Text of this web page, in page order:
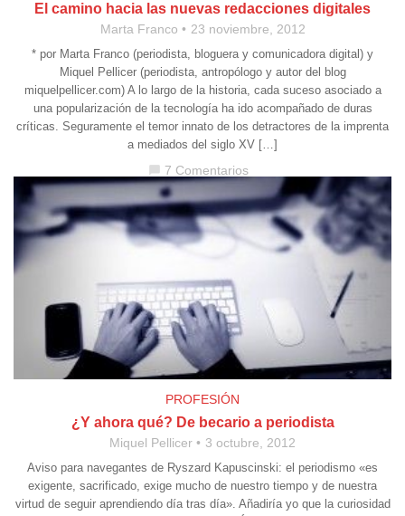
El camino hacia las nuevas redacciones digitales
Marta Franco 23 noviembre, 2012
* por Marta Franco (periodista, bloguera y comunicadora digital) y
Miquel Pellicer (periodista, antropólogo y autor del blog
miquelpellicer.com) A lo largo de la historia, cada suceso asociado a
una popularización de la tecnología ha ido acompañado de duras
críticas. Seguramente el temor innato de los detractores de la imprenta
a mediados del siglo XV […]
chat_bubble 7 Comentarios
PROFESIÓN
¿Y ahora qué? De becario a periodista
Miquel Pellicer 3 octubre, 2012
Aviso para navegantes de Ryszard Kapuscinski: el periodismo «es
exigente, sacrificado, exige mucho de nuestro tiempo y de nuestra
virtud de seguir aprendiendo día tras día». Añadiría yo que la curiosidad